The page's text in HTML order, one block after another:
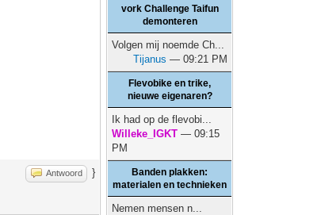
Antwoord }
vork Challenge Taifun
demonteren
Volgen mij noemde Ch...
Tijanus — 09:21 PM
Flevobike en trike,
nieuwe eigenaren?
Ik had op de flevobi...
Willeke_IGKT — 09:15
PM
Banden plakken:
materialen en technieken
Nemen mensen n...